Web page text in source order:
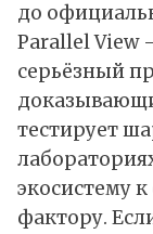
до
Parallel View
серьёзный
тестирует
экосистему
фактору.